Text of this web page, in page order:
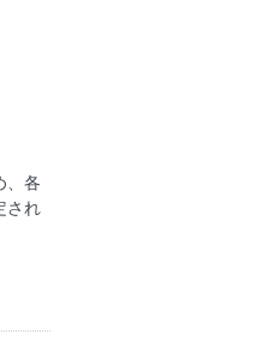
、各
され